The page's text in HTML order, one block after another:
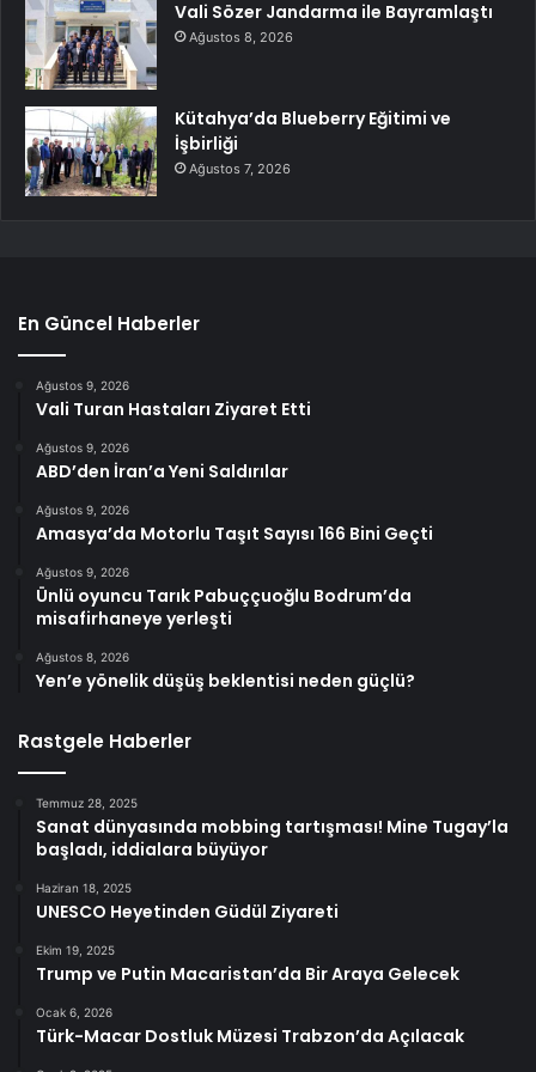
Vali Sözer Jandarma ile Bayramlaştı
Ağustos 8, 2026
Kütahya’da Blueberry Eğitimi ve
İşbirliği
Ağustos 7, 2026
En Güncel Haberler
Ağustos 9, 2026
Vali Turan Hastaları Ziyaret Etti
Ağustos 9, 2026
ABD’den İran’a Yeni Saldırılar
Ağustos 9, 2026
Amasya’da Motorlu Taşıt Sayısı 166 Bini Geçti
Ağustos 9, 2026
Ünlü oyuncu Tarık Pabuççuoğlu Bodrum’da
misafirhaneye yerleşti
Ağustos 8, 2026
Yen’e yönelik düşüş beklentisi neden güçlü?
Rastgele Haberler
Temmuz 28, 2025
Sanat dünyasında mobbing tartışması! Mine Tugay’la
başladı, iddialara büyüyor
Haziran 18, 2025
UNESCO Heyetinden Güdül Ziyareti
Ekim 19, 2025
Trump ve Putin Macaristan’da Bir Araya Gelecek
Ocak 6, 2026
Türk-Macar Dostluk Müzesi Trabzon’da Açılacak